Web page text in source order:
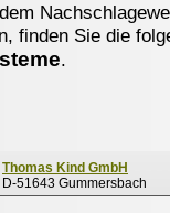
finden Sie die
.
Thomas Kind GmbH
D-51643 Gummersbach